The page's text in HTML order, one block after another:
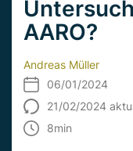
AARO?
Andreas Müller
06/01/2024
21/02/2024
8min